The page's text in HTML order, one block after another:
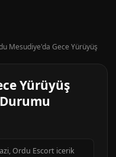
Mesudiye'da Gece Yürüyüş
Yürüyüş
Ordu Escort icerik